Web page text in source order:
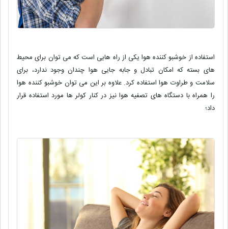
استفاده از خوشبو کننده هوا یکی از راه هایی است که می توان برای محیط
های بسته که امکان تبادل و جابه جایی هوا چندان وجود ندارد، برای
سلامت و طراوت هوا استفاده کرد. علاوه بر این می توان خوشبو کننده هوا
را همراه با دستگاه های تصفیه هوا نیز در کنار کولر ها مورد استفاده قرار
داد؛